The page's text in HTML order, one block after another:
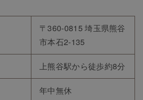
〒360-0815 埼玉県熊谷
市本石2-135
上熊谷駅から徒歩約8分
年中無休